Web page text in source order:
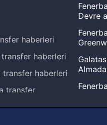
haberleri
haberleri
transfer haberleri
transfer
Devre